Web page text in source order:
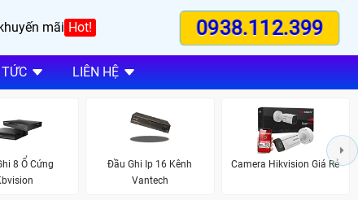
mãi Hot! 0938.112.399
LIÊN HỆ
8 Ổ Cứng
Đầu Ghi Ip 16 Kênh
Vantech
Camera Hikvision Giá Rẻ